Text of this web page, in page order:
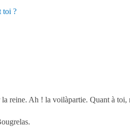
toi ?
la reine. Ah ! la voilàpartie. Quant à